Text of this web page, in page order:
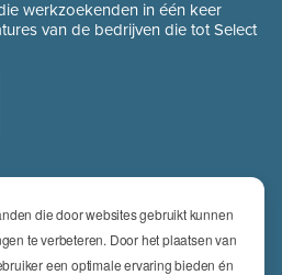
die door websites gebruikt kunnen
te verbeteren. Door het plaatsen van
een optimale ervaring bieden én
werkzoekenden in één keer
van de bedrijven die tot Select